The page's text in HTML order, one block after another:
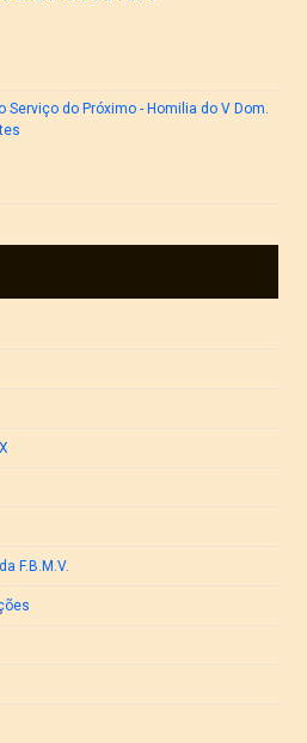
Serviço do Próximo - Homilia do V Dom.
F.B.M.V.